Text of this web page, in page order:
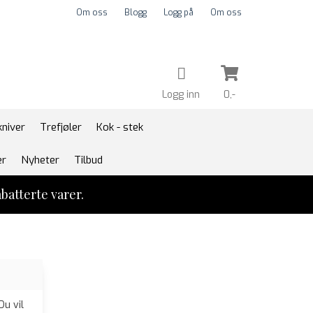
Om oss Blogg Logg på Om oss
Logg inn 0,-
Trefjøler Kok - stek
Nyheter Tilbud
varer.
vil